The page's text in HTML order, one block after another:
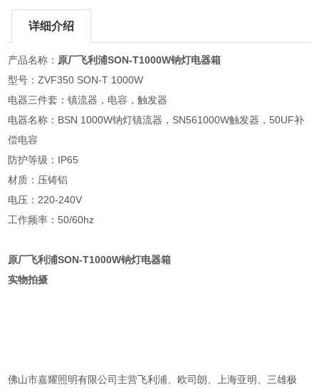
详细介绍
产品名称： 原厂飞利浦SON-T1000W钠灯电器箱
型号：ZVF350 SON-T 1000W
电器三件套：镇流器，电容，触发器
电器名称：BSN 1000W钠灯镇流器，SN561000W触发器，50UF补
偿电容
防护等级：IP65
材质：压铸铝
电压：220-240V
工作频率：50/60hz
原厂飞利浦SON-T1000W钠灯电器箱
实物拍摄
佛山市嘉耀照明有限公司主营飞利浦、欧司朗、上海亚明、三雄极